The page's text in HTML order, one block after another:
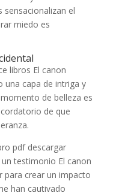
sensacionalizan el
miedo es
libros El canon
una capa de intriga y
de belleza es
de que
pdf descargar
testimonio El canon
para crear un impacto
han cautivado